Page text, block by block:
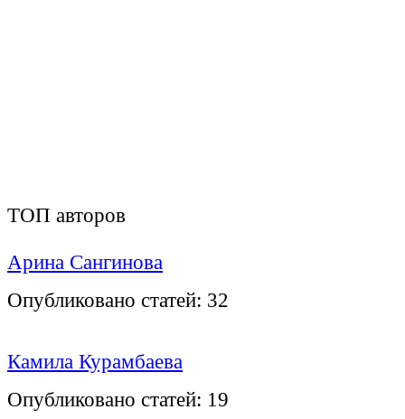
ТОП авторов
Арина Сангинова
Опубликовано статей: 32
Камила Курамбаева
Опубликовано статей: 19